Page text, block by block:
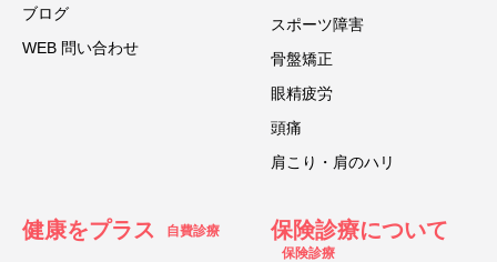
ブログ
WEB 問い合わせ
スポーツ障害
骨盤矯正
眼精疲労
頭痛
肩こり・肩のハリ
健康をプラス 自費診療 保険診療について
保険診療